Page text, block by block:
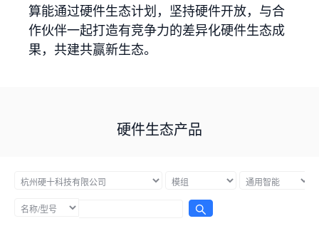
算能通过硬件生态计划，坚持硬件开放，与合
作伙伴一起打造有竞争力的差异化硬件生态成
果，共建共赢新生态。
硬件生态产品